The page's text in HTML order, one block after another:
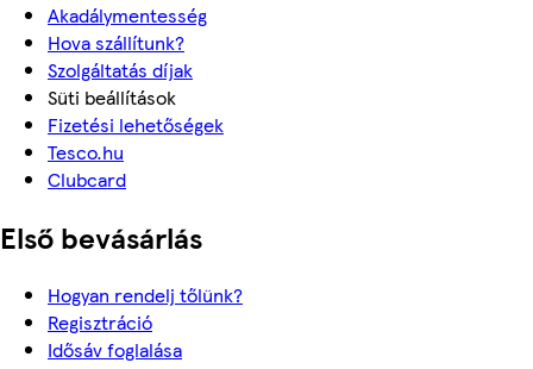
Akadálymentesség
Hova szállítunk?
Szolgáltatás díjak
Süti beállítások
Fizetési lehetőségek
Tesco.hu
Clubcard
Első bevásárlás
Hogyan rendelj tőlünk?
Regisztráció
Idősáv foglalása